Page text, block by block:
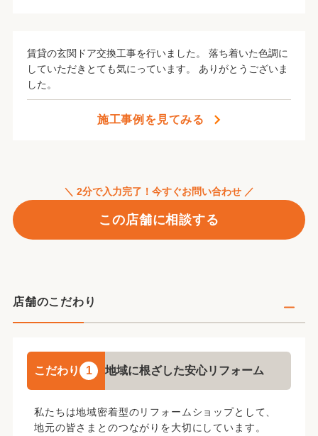
賃貸の玄関ドア交換工事を行いました。 落ち着いた色調に
していただきとても気にっています。 ありがとうございま
した。
施工事例を見てみる
＼ 2分で入力完了！今すぐお問い合わせ ／
この店舗に相談する
店舗のこだわり
こだわり 1 地域に根ざした安心リフォーム
私たちは地域密着型のリフォームショップとして、
地元の皆さまとのつながりを大切にしています。